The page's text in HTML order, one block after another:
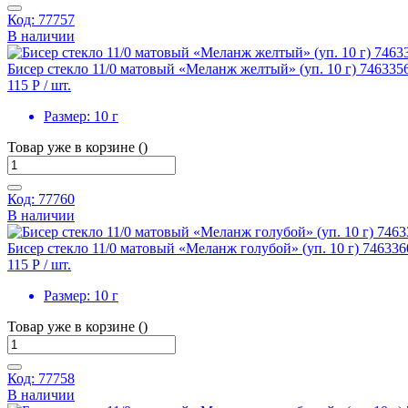
Код: 77757
В наличии
Бисер стекло 11/0 матовый «Меланж желтый» (уп. 10 г)
115 Р / шт.
Размер: 10 г
Товар уже в корзине ()
Код: 77760
В наличии
Бисер стекло 11/0 матовый «Меланж голубой» (уп. 10 г)
115 Р / шт.
Размер: 10 г
Товар уже в корзине ()
Код: 77758
В наличии